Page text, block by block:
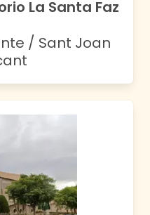
La Santa Faz
/ Sant Joan